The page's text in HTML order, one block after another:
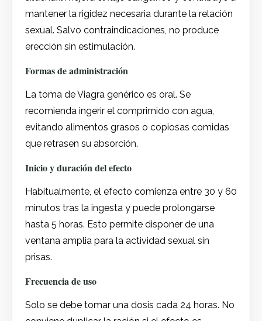
mantener la rigidez necesaria durante la relación
sexual. Salvo contraindicaciones, no produce
erección sin estimulación.
Formas de administración
La toma de Viagra genérico es oral. Se
recomienda ingerir el comprimido con agua,
evitando alimentos grasos o copiosas comidas
que retrasen su absorción.
Inicio y duración del efecto
Habitualmente, el efecto comienza entre 30 y 60
minutos tras la ingesta y puede prolongarse
hasta 5 horas. Esto permite disponer de una
ventana amplia para la actividad sexual sin
prisas.
Frecuencia de uso
Solo se debe tomar una dosis cada 24 horas. No